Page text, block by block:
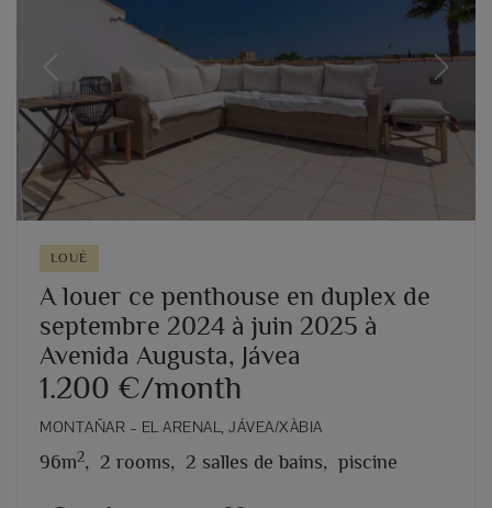
Previous Next
LOUÉ
A louer ce penthouse en duplex de
septembre 2024 à juin 2025 à
Avenida Augusta, Jávea
1.200 €/month
MONTAÑAR – EL ARENAL, JÁVEA/XÀBIA
96m2, 2 rooms, 2 salles de bains, piscine